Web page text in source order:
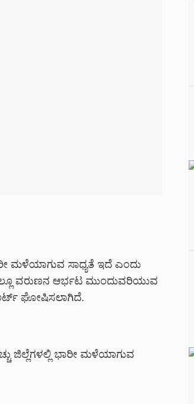
ಮಳೆಯಾಗುವ ಸಾಧ್ಯತೆ ಇದೆ ಎಂದು
ವರುಣನ ಆರ್ಭಟ ಮುಂದುವರಿಯುವ
ಘೋಷಿಸಲಾಗಿದೆ.
ಜಿಲ್ಲೆಗಳಲ್ಲಿ ಭಾರೀ ಮಳೆಯಾಗುವ